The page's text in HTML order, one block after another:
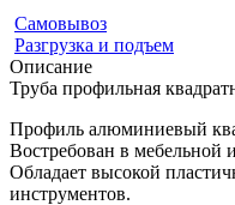
Самовывоз
Разгрузка и подъем
Описание
Труба профильная
Профиль алюминиевый
Востребован в мебельной
Обладает высокой
инструментов.